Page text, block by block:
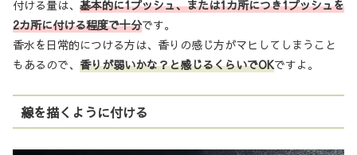
付ける量は、 基本的に1プッシュ、または1カ所につき1プッシュを
2カ所に付ける程度で十分です。
香水を日常的につける方は、香りの感じ方がマヒしてしまうこと
もあるので、 香りが弱いかな？と感じるくらいでOKですよ。
線を描くように付ける